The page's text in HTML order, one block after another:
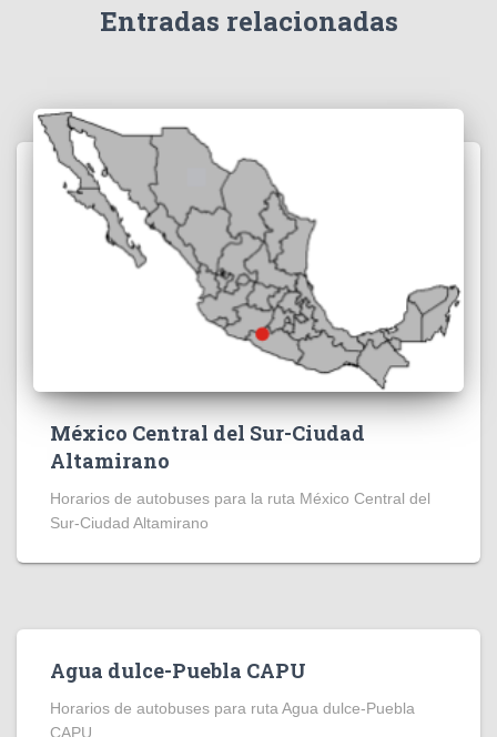
Entradas relacionadas
México Central del Sur-Ciudad
Altamirano
Horarios de autobuses para la ruta México Central del
Sur-Ciudad Altamirano
Agua dulce-Puebla CAPU
Horarios de autobuses para ruta Agua dulce-Puebla
CAPU